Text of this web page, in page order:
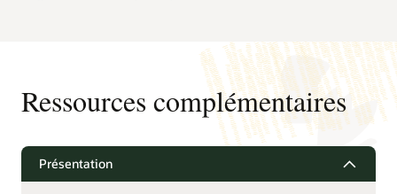
disponibilité
et
reprise
sinistre
Ressources complémentaires
Présentation